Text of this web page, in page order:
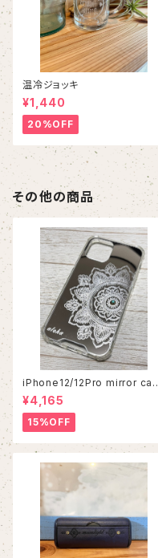
温冷ジョッキ
¥1,440
20%OFF
その他の商品
iPhone12/12Pro mirror cas
e
¥4,165
15%OFF